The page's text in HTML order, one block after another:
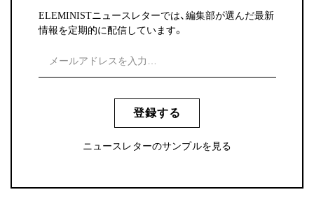
ELEMINISTニュースレターでは、編集部が選んだ最新
情報を定期的に配信しています。
登録する
ニュースレターのサンプルを見る